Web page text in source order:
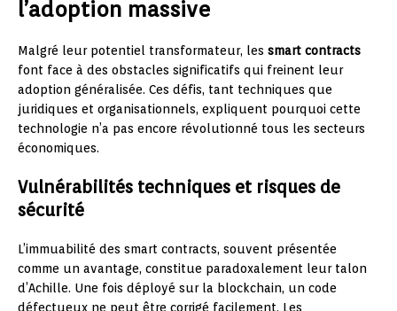
l’adoption massive
Malgré leur potentiel transformateur, les smart contracts
font face à des obstacles significatifs qui freinent leur
adoption généralisée. Ces défis, tant techniques que
juridiques et organisationnels, expliquent pourquoi cette
technologie n’a pas encore révolutionné tous les secteurs
économiques.
Vulnérabilités techniques et risques de
sécurité
L’immuabilité des smart contracts, souvent présentée
comme un avantage, constitue paradoxalement leur talon
d’Achille. Une fois déployé sur la blockchain, un code
défectueux ne peut être corrigé facilement. Les